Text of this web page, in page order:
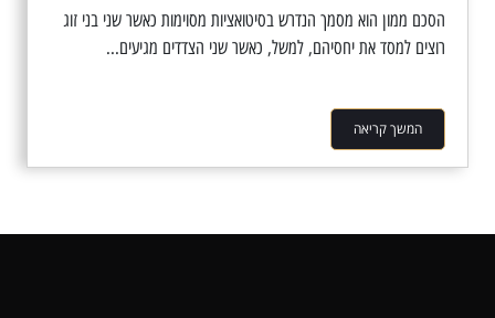
הסכם ממון הוא מסמך הנדרש בסיטואציות מסוימות כאשר שני בני זוג
רוצים למסד את יחסיהם, למשל, כאשר שני הצדדים מגיעים...
המשך קריאה